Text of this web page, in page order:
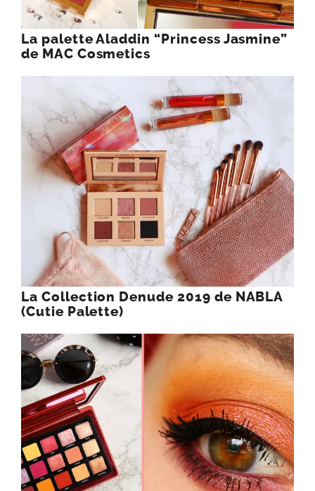
La palette Aladdin “Princess Jasmine”
de MAC Cosmetics
La Collection Denude 2019 de NABLA
(Cutie Palette)